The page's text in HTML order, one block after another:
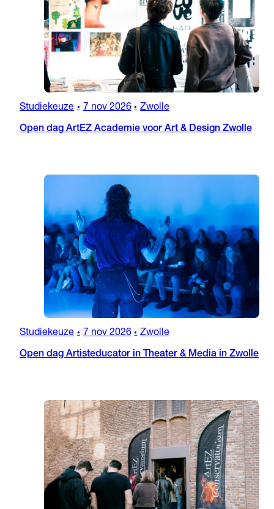
Studiekeuze • 7 nov 2026 • Zwolle
Open dag ArtEZ Academie voor Art & Design Zwolle
Studiekeuze • 7 nov 2026 • Zwolle
Open dag Artisteducator in Theater & Media in Zwolle